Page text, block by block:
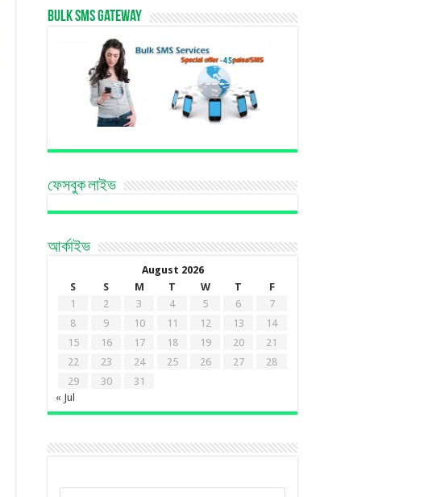
Bulk SMS Gateway
ফেসবুক লাইভ
আর্কাইভ
August 2026
S
S M T W T
F
1
2 3 4 5 6
7
8
9 10 11 12 13
14
15
16 17 18 19 20
21
22
23 24 25 26 27
28
29
30
31
« Jul